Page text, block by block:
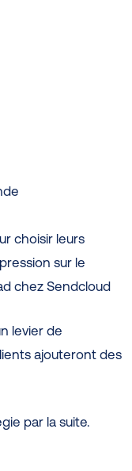
choisir leurs
sur le
chez Sendcloud
levier de
ajouteront des
par la suite.